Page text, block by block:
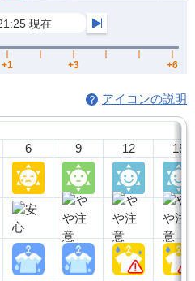
アイコンの説明
6 9 12 15